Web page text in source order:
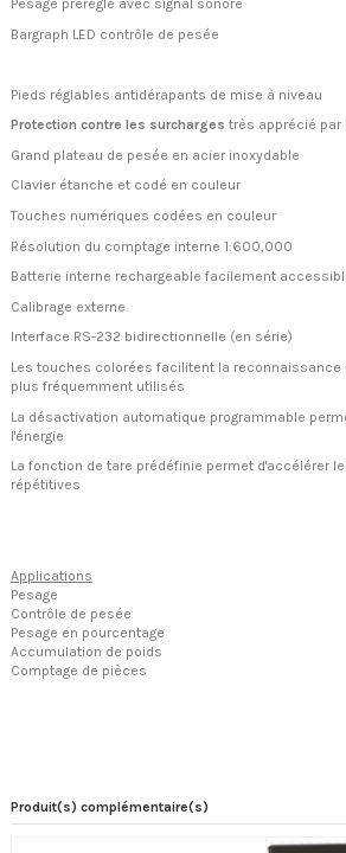
Pesage préréglé avec signal sonore
Bargraph LED contrôle de pesée
Pieds réglables antidérapants de mise à niveau
Protection contre les surcharges très apprécié
Grand plateau de pesée en acier inoxydable
Clavier étanche et codé en couleur
Touches numériques codées en couleur
Résolution du comptage interne 1:600,000
Batterie interne rechargeable facilement
Calibrage externe
Interface RS-232 bidirectionnelle (en série)
Les touches colorées facilitent la reconnaissance
plus fréquemment utilisés
La désactivation automatique programmable
l'énergie
La fonction de tare prédéfinie permet d'accélérer
répétitives
Applications
Pesage
Contrôle de pesée
Pesage en pourcentage
Accumulation de poids
Comptage de pièces
Produit(s) complémentaire(s)